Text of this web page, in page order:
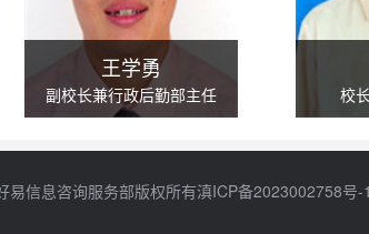
式培养学生？
验式学习、课外的俱乐部活动、浸润在亲情氛围
生。
特色？
特色、双语早教特色、赏识、亲情教育特色、以人
王学勇
副校长兼行政后勤部主任
副校长兼行政后勤部
校
校长
易信息咨询服务部版权所有滇ICP备2023002758号-